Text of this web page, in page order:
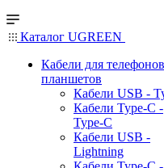
Каталог UGREEN
Кабели для
планшетов
Кабели USB -
Кабели Type-C -
Type-C
Кабели USB -
Lightning